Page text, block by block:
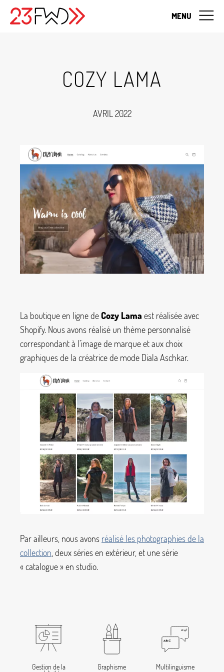
MENU
COZY LAMA
AVRIL 2022
La boutique en ligne deCozy Lama est réalisée avec
Shopify. Nous avons réalisé un thème personnalisé
correspondant à l’image de marque et aux choix
graphiques de la créatrice de mode Diala Aschkar.
Par ailleurs, nous avons réalisé les photographies de la
collection , deux séries en extérieur, et une série
« catalogue» en studio.
Gestion de la Graphisme Multilinguisme